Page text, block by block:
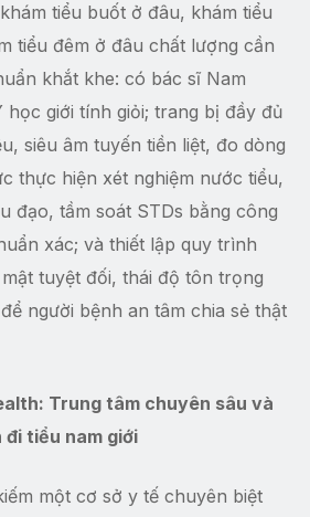
tiểu buốt ở đâu, khám tiểu
tiểu đêm ở đâu chất lượng cần
khắt khe: có bác sĩ Nam
học giới tính giỏi; trang bị đầy đủ
siêu âm tuyến tiền liệt, đo dòng
thực hiện xét nghiệm nước tiểu,
đạo, tầm soát STDs bằng công
xác; và thiết lập quy trình
tuyệt đối, thái độ tôn trọng
người bệnh an tâm chia sẻ thật
Trung tâm chuyên sâu và
đi tiểu nam giới
một cơ sở y tế chuyên biệt